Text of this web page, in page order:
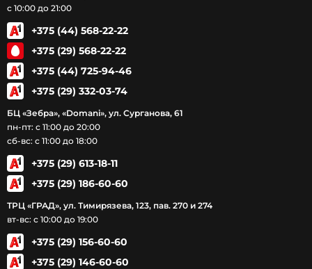
с 10:00 до 21:00
+375 (44) 568-22-22
+375 (29) 568-22-22
+375 (44) 725-94-46
+375 (29) 332-03-74
БЦ «Зебра», «Domani», ул. Сурганова, 61
пн-пт: с 11:00 до 20:00
сб-вс: с 11:00 до 18:00
+375 (29) 613-18-11
+375 (29) 186-60-60
ТРЦ «ГРАД», ул. Тимирязева, 123, пав. 270 и 274
вт-вс: с 10:00 до 19:00
+375 (29) 156-60-60
+375 (29) 146-60-60